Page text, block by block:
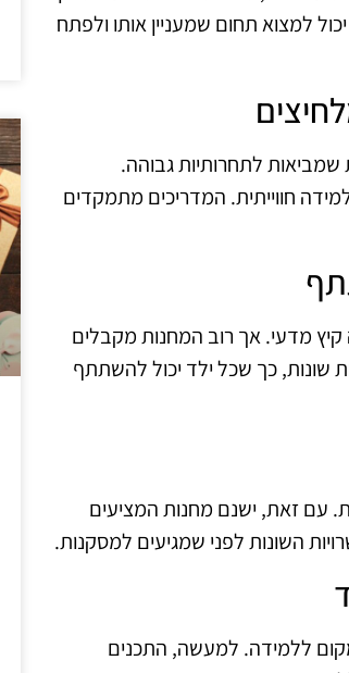
למצוא תחום שמעניין אותו ולפתח
לתחרותיות גבוהה.
חווייתית. המדריכים מתמקדים
קיץ מדעי. אך רוב המחנות מקבלים
שונות, כך שכל ילד יכול להשתתף
עם זאת, ישנם מחנות המציעים
השונות לפני שמגיעים למסקנות.
ללמידה. למעשה, התכנים